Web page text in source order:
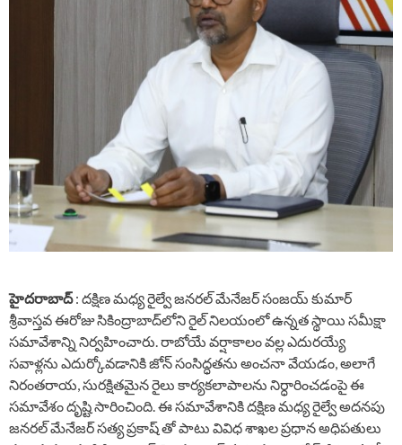
హైదరాబాద్: దక్షిణ మధ్య రైల్వే జనరల్ మేనేజర్ సంజయ్ కుమార్
శ్రీవాస్తవ ఈరోజు సికింద్రాబాద్‌లోని రైల్ నిలయంలో ఉన్నత స్థాయి సమీక్షా
సమావేశాన్ని నిర్వహించారు. రాబోయే వర్షాకాలం వల్ల ఎదురయ్యే
సవాళ్లను ఎదుర్కోవడానికి జోన్ సంసిద్ధతను అంచనా వేయడం, అలాగే
నిరంతరాయ, సురక్షితమైన రైలు కార్యకలాపాలను నిర్ధారించడంపై ఈ
సమావేశం దృష్టి సారించింది. ఈ సమావేశానికి దక్షిణ మధ్య రైల్వే అదనపు
జనరల్ మేనేజర్ సత్య ప్రకాష్‌ తో పాటు వివిధ శాఖల ప్రధాన అధిపతులు